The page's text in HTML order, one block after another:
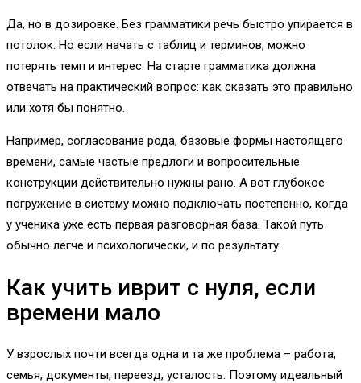
Да, но в дозировке. Без грамматики речь быстро упирается в
потолок. Но если начать с таблиц и терминов, можно
потерять темп и интерес. На старте грамматика должна
отвечать на практический вопрос: как сказать это правильно
или хотя бы понятно.
Например, согласование рода, базовые формы настоящего
времени, самые частые предлоги и вопросительные
конструкции действительно нужны рано. А вот глубокое
погружение в систему можно подключать постепенно, когда
у ученика уже есть первая разговорная база. Такой путь
обычно легче и психологически, и по результату.
Как учить иврит с нуля, если
времени мало
У взрослых почти всегда одна и та же проблема – работа,
семья, документы, переезд, усталость. Поэтому идеальный